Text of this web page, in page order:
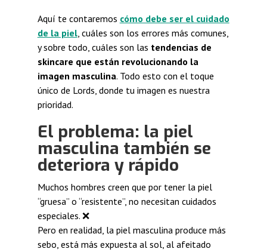
Aquí te contaremos cómo debe ser el cuidado
de la piel, cuáles son los errores más comunes,
y sobre todo, cuáles son las tendencias de
skincare que están revolucionando la
imagen masculina. Todo esto con el toque
único de Lords, donde tu imagen es nuestra
prioridad.
El problema: la piel
masculina también se
deteriora y rápido
Muchos hombres creen que por tener la piel
“gruesa” o “resistente”, no necesitan cuidados
especiales. ❌
Pero en realidad, la piel masculina produce más
sebo, está más expuesta al sol, al afeitado